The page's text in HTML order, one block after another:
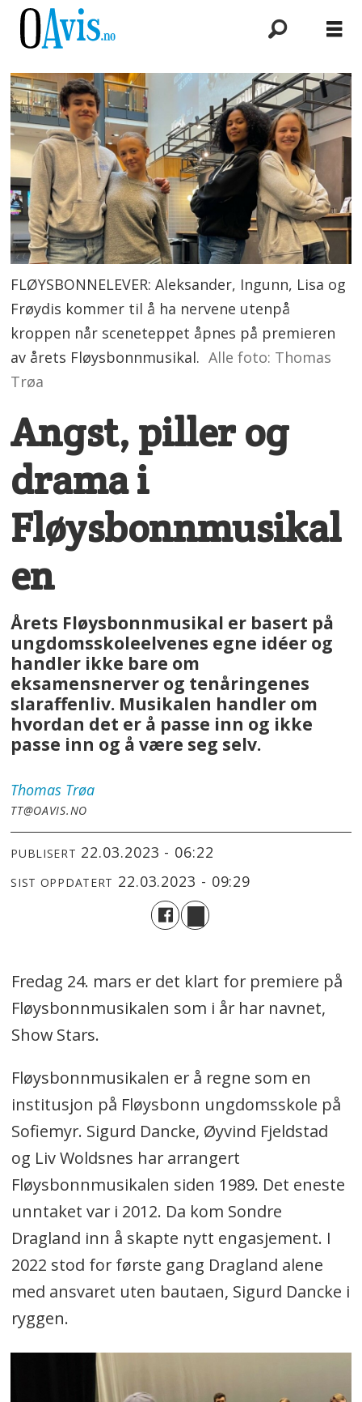
FLØYSBONNELEVER: Aleksander, Ingunn, Lisa og
Frøydis kommer til å ha nervene utenpå
kroppen når sceneteppet åpnes på premieren
av årets Fløysbonnmusikal. Alle foto: Thomas
Trøa
Angst, piller og
drama i
Fløysbonnmusikal
en
Årets Fløysbonnmusikal er basert på
ungdomsskoleelvenes egne idéer og
handler ikke bare om
eksamensnerver og tenåringenes
slaraffenliv. Musikalen handler om
hvordan det er å passe inn og ikke
passe inn og å være seg selv.
Thomas Trøa
TT@OAVIS.NO
PUBLISERT 22.03.2023 - 06:22
SIST OPPDATERT 22.03.2023 - 09:29
Fredag 24. mars er det klart for premiere på
Fløysbonnmusikalen som i år har navnet,
Show Stars.
Fløysbonnmusikalen er å regne som en
institusjon på Fløysbonn ungdomsskole på
Sofiemyr. Sigurd Dancke, Øyvind Fjeldstad
og Liv Woldsnes har arrangert
Fløysbonnmusikalen siden 1989. Det eneste
unntaket var i 2012. Da kom Sondre
Dragland inn å skapte nytt engasjement. I
2022 stod for første gang Dragland alene
med ansvaret uten bautaen, Sigurd Dancke i
ryggen.